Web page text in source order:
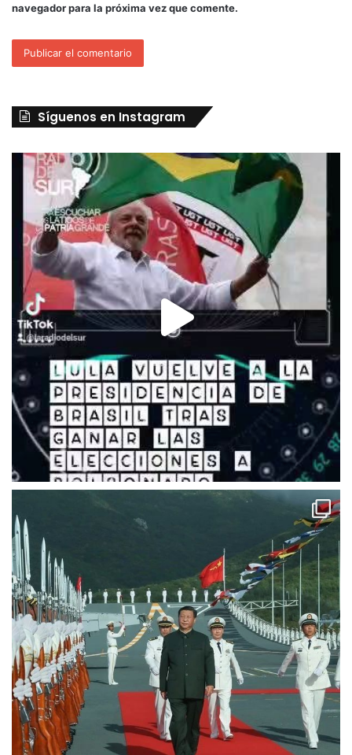
navegador para la próxima vez que comente.
Síguenos en Instagram